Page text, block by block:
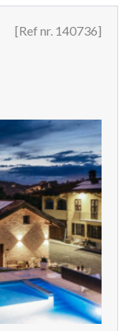
[Ref nr. 140736]